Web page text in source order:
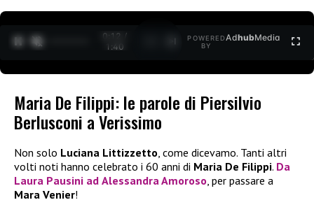
0:12 /
1:40
POWERED
BY
AdhubMedia
Maria De Filippi: le parole di Piersilvio
Berlusconi a Verissimo
Non solo Luciana Littizzetto, come dicevamo. Tanti altri
volti noti hanno celebrato i 60 anni di Maria De Filippi. Da
Laura Pausini ad Alessandra Amoroso, per passare a
Mara Venier!